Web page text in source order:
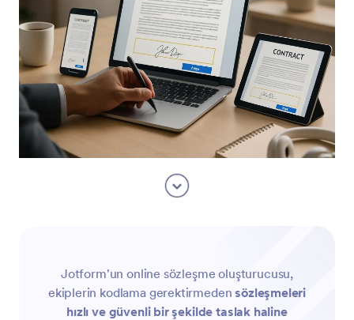
Jotform'un online sözleşme oluşturucusu,
ekiplerin kodlama gerektirmedensözleşmeleri
hızlı ve güvenli bir şekilde taslak haline